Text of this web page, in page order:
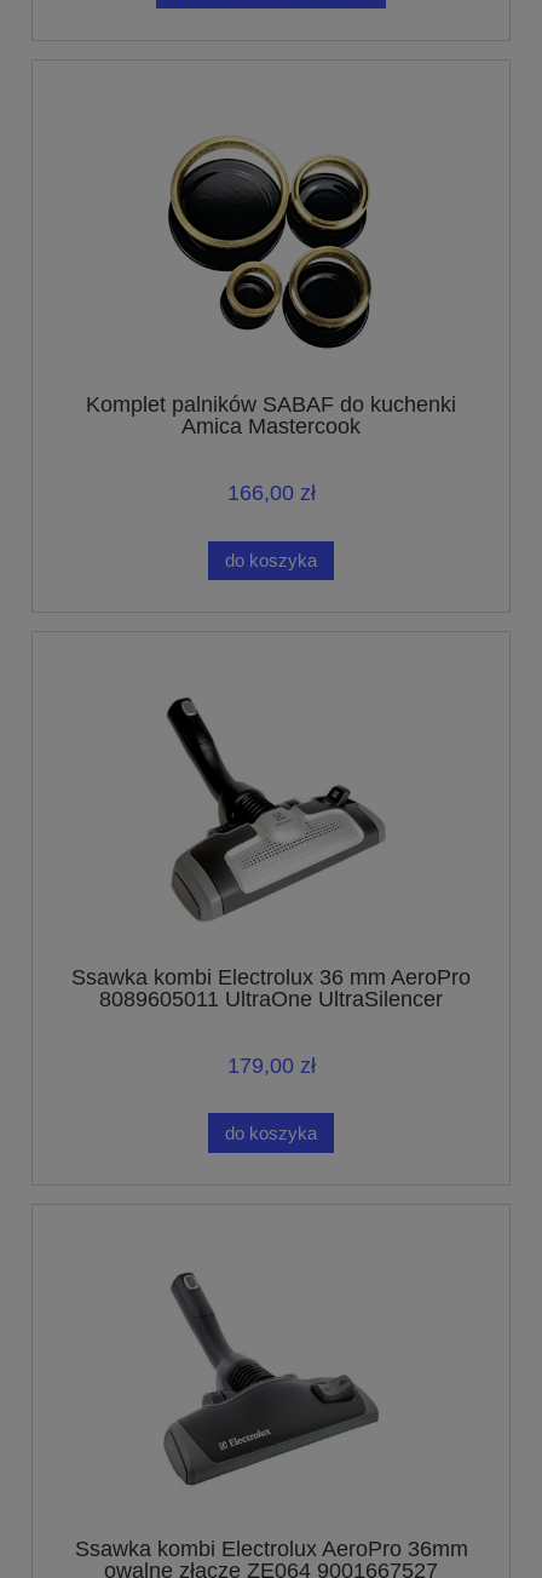
Komplet palników SABAF do kuchenki
Amica Mastercook
166,00 zł
do koszyka
Ssawka kombi Electrolux 36 mm AeroPro
8089605011 UltraOne UltraSilencer
179,00 zł
do koszyka
Ssawka kombi Electrolux AeroPro 36mm
owalne złącze ZE064 9001667527